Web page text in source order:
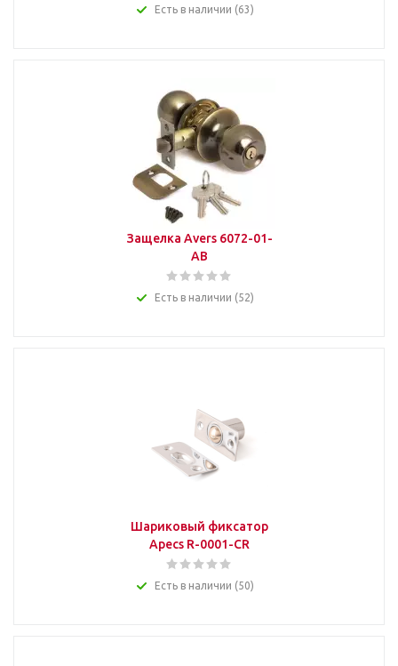
Есть в наличии (63)
Защелка Avers 6072-01-
AВ
Есть в наличии (52)
Шариковый фиксатор
Apecs R-0001-CR
Есть в наличии (50)